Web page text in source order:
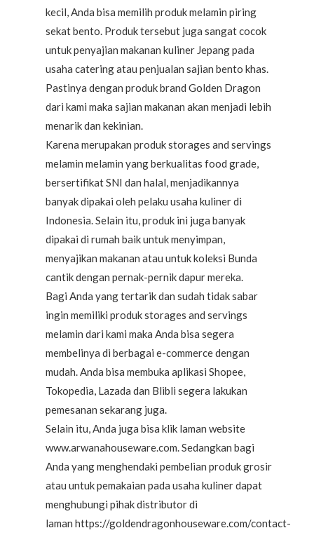
kecil, Anda bisa memilih produk melamin piring
sekat bento. Produk tersebut juga sangat cocok
untuk penyajian makanan kuliner Jepang pada
usaha catering atau penjualan sajian bento khas.
Pastinya dengan produk brand Golden Dragon
dari kami maka sajian makanan akan menjadi lebih
menarik dan kekinian.
Karena merupakan produk storages and servings
melamin melamin yang berkualitas food grade,
bersertifikat SNI dan halal, menjadikannya
banyak dipakai oleh pelaku usaha kuliner di
Indonesia. Selain itu, produk ini juga banyak
dipakai di rumah baik untuk menyimpan,
menyajikan makanan atau untuk koleksi Bunda
cantik dengan pernak-pernik dapur mereka.
Bagi Anda yang tertarik dan sudah tidak sabar
ingin memiliki produk storages and servings
melamin dari kami maka Anda bisa segera
membelinya di berbagai e-commerce dengan
mudah. Anda bisa membuka aplikasi Shopee,
Tokopedia, Lazada dan Blibli segera lakukan
pemesanan sekarang juga.
Selain itu, Anda juga bisa klik laman website
www.arwanahouseware.com. Sedangkan bagi
Anda yang menghendaki pembelian produk grosir
atau untuk pemakaian pada usaha kuliner dapat
menghubungi pihak distributor di
laman https://goldendragonhouseware.com/contact-